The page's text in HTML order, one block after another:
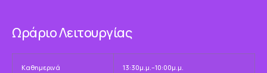
Ωράριο Λειτουργίας
Καθημερινά 13:30μ.μ.–10:00μ.μ.